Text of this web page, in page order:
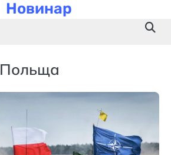
Новинар
Польща